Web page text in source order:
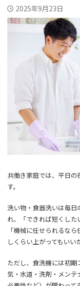
2025年9月23日
共働き家庭では、平日
す。
洗い物・食器洗いは毎日
れ、「できれば短くした
「機械に任せられるな
しくらい上がってもいい
ただし、食洗機には初
気・水道・洗剤・メン